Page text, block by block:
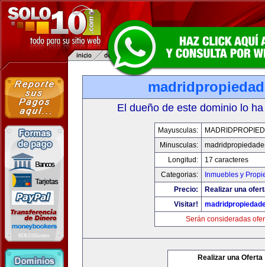
El dueño de este dominio lo
Mayusculas:
Minusculas:
Longitud:
17 caracteres
Categorias:
Inmuebles y
Precio:
Realizar una
Visitar!
Serán consideradas
Realizar una Oferta